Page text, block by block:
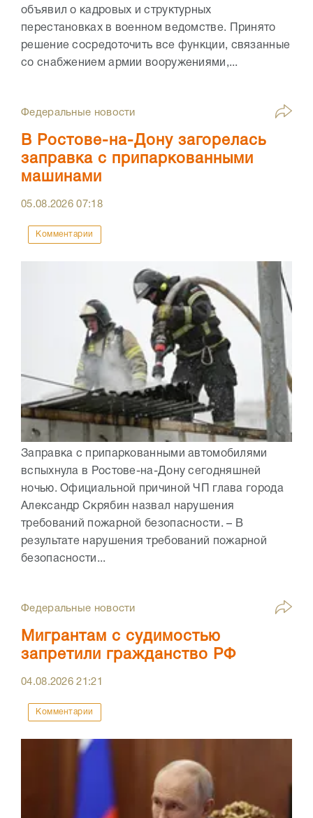
объявил о кадровых и структурных
перестановках в военном ведомстве. Принято
решение сосредоточить все функции, связанные
со снабжением армии вооружениями,...
Федеральные новости
В Ростове-на-Дону загорелась
заправка с припаркованными
машинами
05.08.202607:18
Комментарии
Заправка с припаркованными автомобилями
вспыхнула в Ростове-на-Дону сегодняшней
ночью. Официальной причиной ЧП глава города
Александр Скрябин назвал нарушения
требований пожарной безопасности. – В
результате нарушения требований пожарной
безопасности...
Федеральные новости
Мигрантам с судимостью
запретили гражданство РФ
04.08.202621:21
Комментарии